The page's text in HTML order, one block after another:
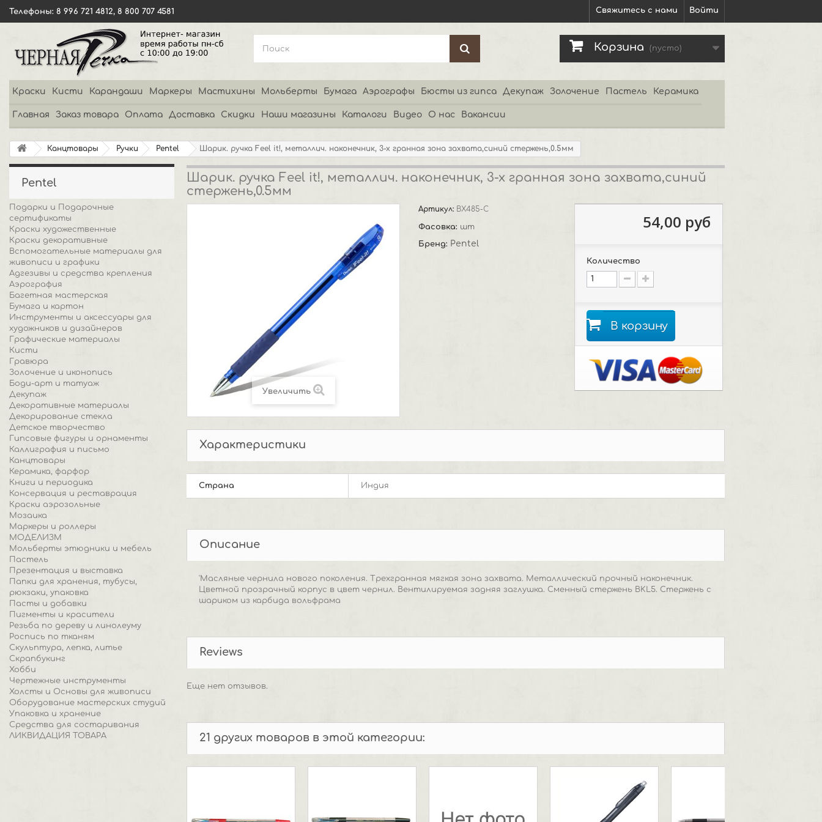
Войти
Свяжитесь с нами
Телефоны: 8 996 721 4812, 8 800 707 4581
Корзина (пусто)
Краски Кисти Карандаши Маркеры Мастихины Мольберты Бумага Аэрографы Бюсты из гипса Декупаж Золочение Пастель Керамика
Главная Заказ товара Оплата Доставка Скидки Наши магазины Каталоги Видео О нас Вакансии
Канцтовары Ручки Pentel Шарик. ручка Feel it!, металлич. наконечник, 3-х гранная зона захвата,синий стержень,0.5мм
Pentel
Подарки и Подарочные
сертификаты
Краски художественные
Краски декоративные
Вспомогательные материалы для
живописи и графики
Адгезивы и средства крепления
Аэрография
Багетная мастерская
Бумага и картон
Инструменты и аксессуары для
художников и дизайнеров
Графические материалы
Кисти
Гравюра
Золочение и иконопись
Боди-арт и татуаж
Декупаж
Декоративные материалы
Декорирование стекла
Детское творчество
Гипсовые фигуры и орнаменты
Каллиграфия и письмо
Канцтовары
Керамика, фарфор
Книги и периодика
Консервация и реставрация
Краски аэрозольные
Мозаика
Маркеры и роллеры
МОДЕЛИЗМ
Мольберты этюдники и мебель
Пастель
Презентация и выставка
Папки для хранения, тубусы,
рюкзаки, упаковка
Пасты и добавки
Пигменты и красители
Резьба по дереву и линолеуму
Роспись по тканям
Скульптура, лепка, литье
Скрапбукинг
Хобби
Чертежные инструменты
Холсты и Основы для живописи
Оборудование мастерских студий
Упаковка и хранение
Средства для состаривания
ЛИКВИДАЦИЯ ТОВАРА
Шарик. ручка Feel it!, металлич. наконечник, 3-х гранная зона захвата,синий
стержень,0.5мм
Увеличить
Артикул: BX485-C
Фасовка: шт
Бренд: Pentel
54,00 руб
Количество
В корзину
Характеристики
Страна Индия
Описание
'Масляные чернила нового поколения. Трехгранная мягкая зона захвата. Металлический прочный наконечник.
Цветной прозрачный корпус в цвет чернил. Вентилируемая задняя заглушка. Сменный стержень BKL5. Стержень с
шариком из карбида вольфрама
Reviews
Еще нет отзывов.
21 других товаров в этой категории: